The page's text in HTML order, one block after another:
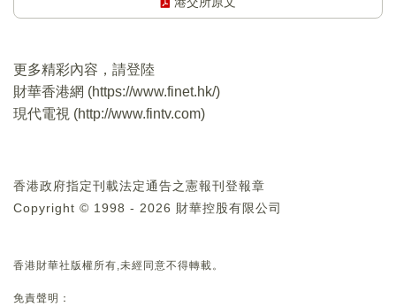
更多精彩內容，請登陸
財華香港網 (https://www.finet.hk/)
現代電視 (http://www.fintv.com)
香港政府指定刊載法定通告之憲報刊登報章
Copyright © 1998 - 2026 財華控股有限公司
香港財華社版權所有,未經同意不得轉載。
免責聲明：